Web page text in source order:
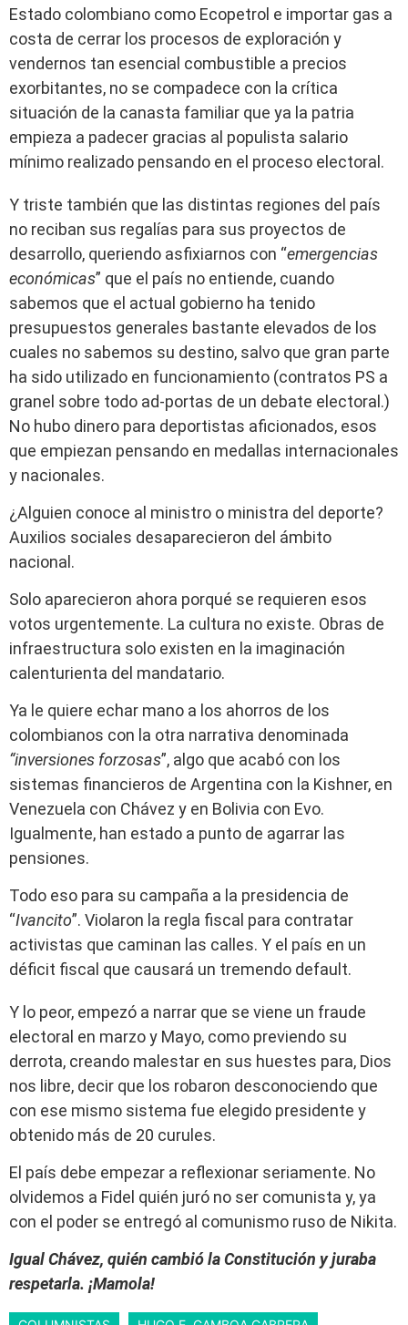
Estado colombiano como Ecopetrol e importar gas a
costa de cerrar los procesos de exploración y
vendernos tan esencial combustible a precios
exorbitantes, no se compadece con la crítica
situación de la canasta familiar que ya la patria
empieza a padecer gracias al populista salario
mínimo realizado pensando en el proceso electoral.
Y triste también que las distintas regiones del país
no reciban sus regalías para sus proyectos de
desarrollo, queriendo asfixiarnos con “emergencias
económicas” que el país no entiende, cuando
sabemos que el actual gobierno ha tenido
presupuestos generales bastante elevados de los
cuales no sabemos su destino, salvo que gran parte
ha sido utilizado en funcionamiento (contratos PS a
granel sobre todo ad-portas de un debate electoral.)
No hubo dinero para deportistas aficionados, esos
que empiezan pensando en medallas internacionales
y nacionales.
¿Alguien conoce al ministro o ministra del deporte?
Auxilios sociales desaparecieron del ámbito
nacional.
Solo aparecieron ahora porqué se requieren esos
votos urgentemente. La cultura no existe. Obras de
infraestructura solo existen en la imaginación
calenturienta del mandatario.
Ya le quiere echar mano a los ahorros de los
colombianos con la otra narrativa denominada
“inversiones forzosas”, algo que acabó con los
sistemas financieros de Argentina con la Kishner, en
Venezuela con Chávez y en Bolivia con Evo.
Igualmente, han estado a punto de agarrar las
pensiones.
Todo eso para su campaña a la presidencia de
“Ivancito”. Violaron la regla fiscal para contratar
activistas que caminan las calles. Y el país en un
déficit fiscal que causará un tremendo default.
Y lo peor, empezó a narrar que se viene un fraude
electoral en marzo y Mayo, como previendo su
derrota, creando malestar en sus huestes para, Dios
nos libre, decir que los robaron desconociendo que
con ese mismo sistema fue elegido presidente y
obtenido más de 20 curules.
El país debe empezar a reflexionar seriamente. No
olvidemos a Fidel quién juró no ser comunista y, ya
con el poder se entregó al comunismo ruso de Nikita.
Igual Chávez, quién cambió la Constitución y juraba
respetarla. ¡Mamola!